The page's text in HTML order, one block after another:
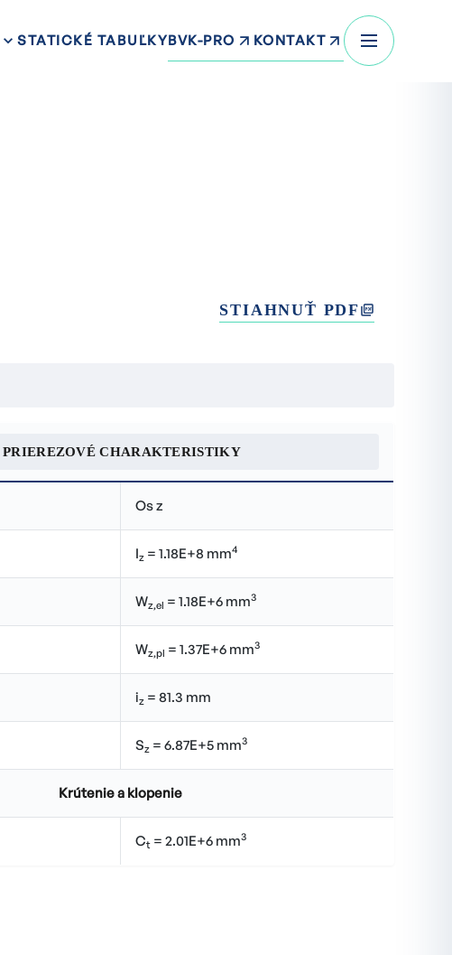
STATICKÉ TABUĽKYBVK-PRO KONTAKT
STIAHNUŤ PDF
PRIEREZOVÉ CHARAKTERISTIKY
Os z
Iz = 1.18E+8 mm4
Wz,el = 1.18E+6 mm3
Wz,pl = 1.37E+6 mm3
iz = 81.3 mm
Sz = 6.87E+5 mm3
Krútenie a klopenie
Ct = 2.01E+6 mm3